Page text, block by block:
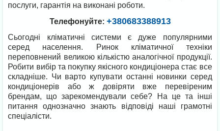
послуги, гарантія на виконані роботи.
Телефонуйте: +380683388913
Сьогодні кліматичні системи є дуже популярними
серед населення. Ринок кліматичної техніки
переповнений великою кількістю аналогічної продукції.
Робити вибір та покупку якісного кондиціонера стає все
складніше. Чи варто купувати останні новинки серед
кондиціонерів або ж довіряти вже перевіреним
брендам, що зарекомендували себе? На це та інші
питання однозначно знають відповіді наші грамотні
спеціалісти.